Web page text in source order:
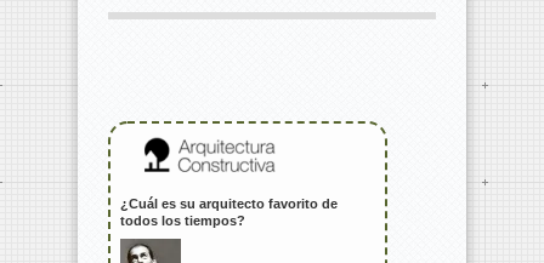
¿Cuál es su arquitecto favorito de
todos los tiempos?